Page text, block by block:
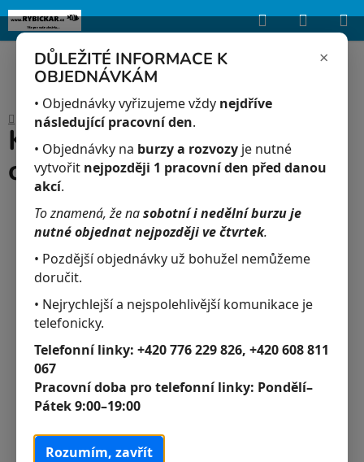
×
DŮLEŽITÉ INFORMACE K
OBJEDNÁVKÁM
• Objednávky vyřizujeme vždy nejdříve
následující pracovní den.
• Objednávky na burzy a rozvozy je nutné
vytvořit nejpozději 1 pracovní den před danou
akcí.
To znamená, že nasobotní i nedělní burzu je
nutné objednat nejpozději ve čtvrtek.
• Pozdější objednávky už bohužel nemůžeme
doručit.
• Nejrychlejší a nejspolehlivější komunikace je
telefonicky.
Telefonní linky: +420 776 229 826, +420 608 811
067
Pracovní doba pro telefonní linky: Pondělí–
Pátek 9:00–19:00
Rozumím, zavřít
Upozorňujeme, že uvedená skladová dostupnost je orientační a může se
lišit podle aktuálních objednávek a prodeje v reálném čase.
obsah
Hledat
KOŠÍK
DomůAkvaristika / Kořen stojící 24 x 18 x 8 cm
Kořen stojící 24 x 18 x 8
cm